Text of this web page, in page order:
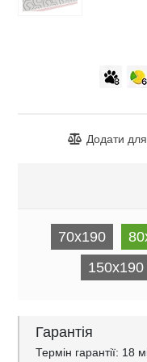
Додати
70x190
150x190
Гарантія
Термін гарантії: 18